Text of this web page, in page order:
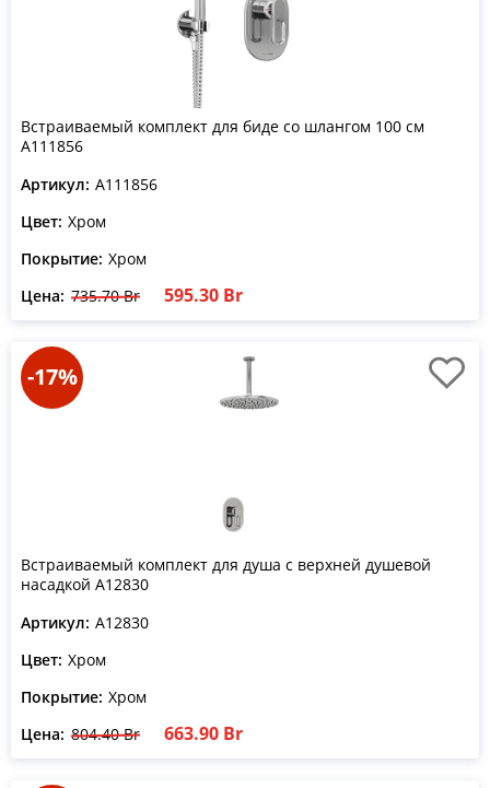
Встраиваемый комплект для биде со шлангом 100 см
A111856
Артикул: A111856
Цвет: Хром
Покрытие: Хром
Цена: 735.70 Br 595.30 Br
-17%
Встраиваемый комплект для душа с верхней душевой
насадкой A12830
Артикул: A12830
Цвет: Хром
Покрытие: Хром
Цена: 804.40 Br 663.90 Br